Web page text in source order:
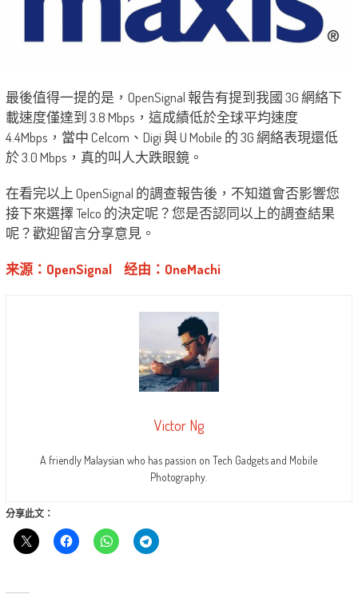
最後值得一提的是，OpenSignal 報告有提到我國 3G 網絡下
載速度僅達到 3.8 Mbps，這成績低於全球平均速度
4.4Mbps，當中 Celcom、Digi 與 U Mobile 的 3G 網絡表現還低
於 3.0 Mbps，真的叫人大跌眼鏡。
在看完以上 OpenSignal 的調查報告後，不知道會否影響您
接下來選擇 Telco 的決定呢？您是否認同以上的調查結果
呢？歡迎留言分享意見。
来源：OpenSignal 经由：OneMachi
Victor Ng
A friendly Malaysian who has passion on Tech Gadgets and Mobile
Photography.
分享此文：